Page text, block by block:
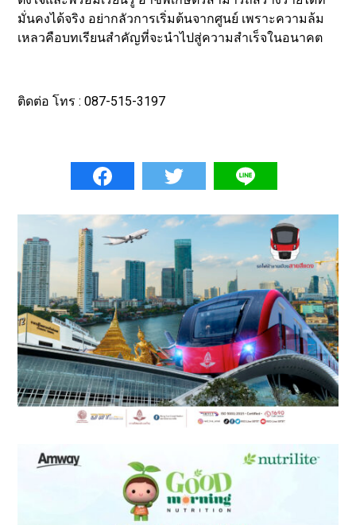
มั่นคงได้จริง อย่ากลัวการเริ่มต้นจากศูนย์ เพราะความล้ม
เหลวคือบทเรียนสำคัญที่จะนำไปสู่ความสำเร็จในอนาคต
ติดต่อ โทร : 087-515-3197